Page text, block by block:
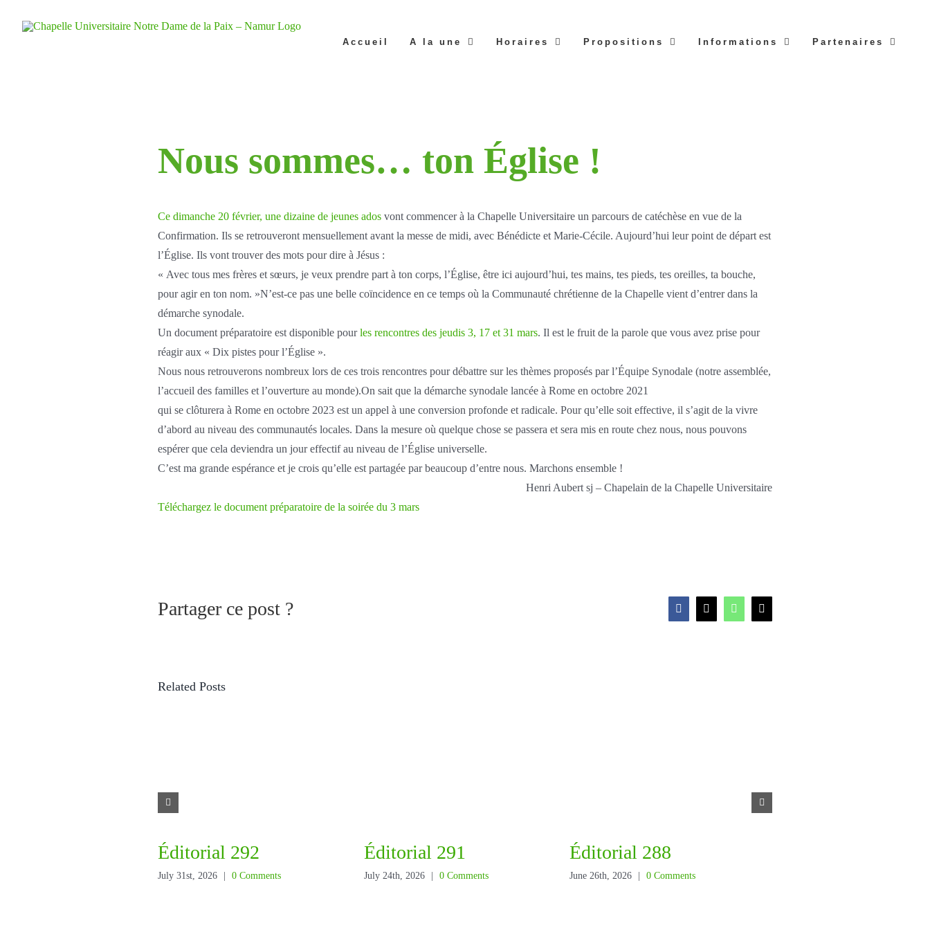
Accueil A la une Horaires Propositions Informations Partenaires
Nous sommes… ton Église !
Ce dimanche 20 février, une dizaine de jeunes ados vont commencer à la Chapelle Universitaire un parcours de catéchèse en vue de la
Confirmation. Ils se retrouveront mensuellement avant la messe de midi, avec Bénédicte et Marie-Cécile. Aujourd’hui leur point de départ est
l’Église. Ils vont trouver des mots pour dire à Jésus :
« Avec tous mes frères et sœurs, je veux prendre part à ton corps, l’Église, être ici aujourd’hui, tes mains, tes pieds, tes oreilles, ta bouche,
pour agir en ton nom. »N’est-ce pas une belle coïncidence en ce temps où la Communauté chrétienne de la Chapelle vient d’entrer dans la
démarche synodale.
Un document préparatoire est disponible pourles rencontres des jeudis 3, 17 et 31 mars. Il est le fruit de la parole que vous avez prise pour
réagir aux « Dix pistes pour l’Église ».
Nous nous retrouverons nombreux lors de ces trois rencontres pour débattre sur les thèmes proposés par l’Équipe Synodale (notre assemblée,
l’accueil des familles et l’ouverture au monde).On sait que la démarche synodale lancée à Rome en octobre 2021
qui se clôturera à Rome en octobre 2023 est un appel à une conversion profonde et radicale. Pour qu’elle soit effective, il s’agit de la vivre
d’abord au niveau des communautés locales. Dans la mesure où quelque chose se passera et sera mis en route chez nous, nous pouvons
espérer que cela deviendra un jour effectif au niveau de l’Église universelle.
C’est ma grande espérance et je crois qu’elle est partagée par beaucoup d’entre nous. Marchons ensemble !
Henri Aubert sj – Chapelain de la Chapelle Universitaire
Téléchargez le document préparatoire de la soirée du 3 mars
Partager ce post ? Facebook
X WhatsApp
Email
Related Posts
Éditorial 292
July 31st, 2026 0 Comments
Éditorial 291
July 24th, 2026 0 Comments
Éditorial 288
June 26th, 2026 0 Comments